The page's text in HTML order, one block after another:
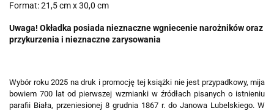
Format: 21,5 cm x 30,0 cm
Uwaga! Okładka posiada nieznaczne wgniecenie narożników oraz
przykurzenia i nieznaczne zarysowania
Wybór roku 2025 na druk i promocję tej książki nie jest przypadkowy, mija
bowiem 700 lat od pierwszej wzmianki w źródłach pisanych o istnieniu
parafii Biała, przeniesionej 8 grudnia 1867 r. do Janowa Lubelskiego. W